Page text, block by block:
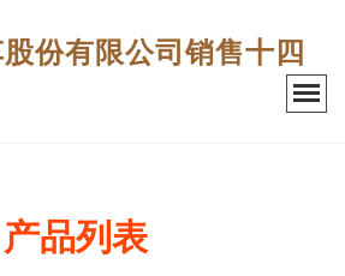
份有限公司销售十四
产品列表